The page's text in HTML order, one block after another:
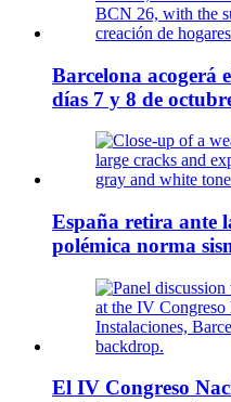
Barcelona acogerá
días 7 y 8 de
España retira ante
polémica norma
El IV Congreso